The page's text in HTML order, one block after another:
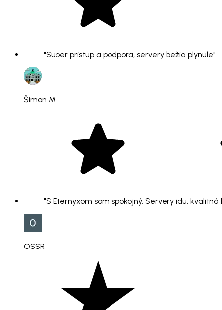
"Super prístup a podpora, servery bežia plynule"
Šimon M.
"S Eternyxom som spokojný. Servery idu,
OSSR